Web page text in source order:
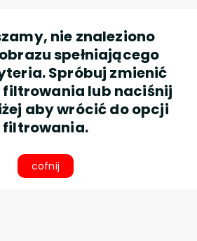
nie znaleziono
spełniającego
Spróbuj zmienić
lub naciśnij
aby wrócić do opcji
filtrowania.
cofnij